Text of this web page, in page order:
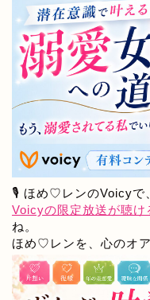
🎙️ ほめ♡レンのVoicyで
Voicyの限定放送が聴け
ね。
ほめ♡レンを、心のオ